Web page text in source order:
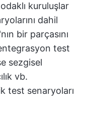
kuruluşlar
dahil
bir parçasını
test
sezgisel
vb.
test senaryoları